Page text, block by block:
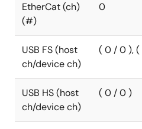
EtherCat (ch)
(#)
0
USB FS (host
ch/device ch)
( 0 / 0 ), (
USB HS (host
ch/device ch)
( 0 / 0 )